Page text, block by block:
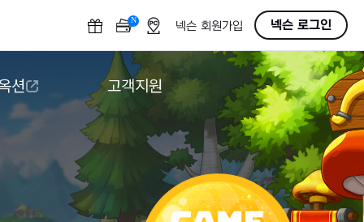
N OFF넥슨 회원가입 넥슨 로그인
션 고객지원
도움말/1:1문의
버그악용/불법프로그램 신고
게임 접근성